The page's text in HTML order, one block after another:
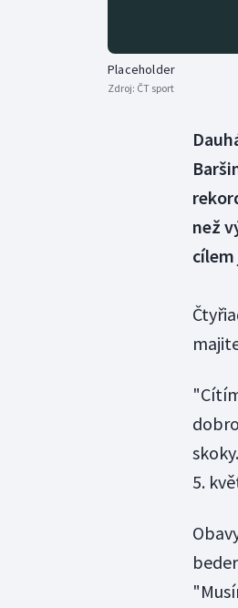
Placeholder
Zdroj: ČT sport
než
5.